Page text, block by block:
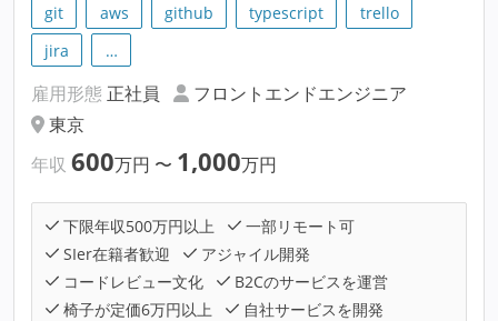
git aws github typescript
trello
jira
…
雇用形態 正社員
フロントエンドエンジニア
東京
年収 600万円 〜 1,000万円
下限年収500万円以上
一部リモート可
SIer在籍者歓迎
アジャイル開発
コードレビュー文化
B2Cのサービスを運営
椅子が定価6万円以上
自社サービスを開発